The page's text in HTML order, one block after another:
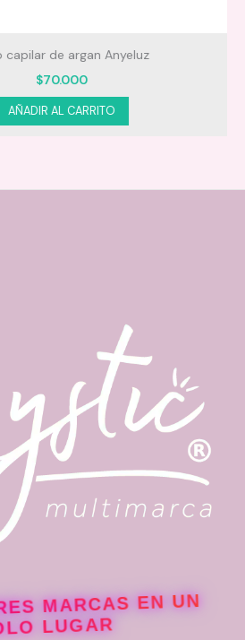
de argan Anyeluz
70.000
AL CARRITO
MARCAS EN UN
LUGAR